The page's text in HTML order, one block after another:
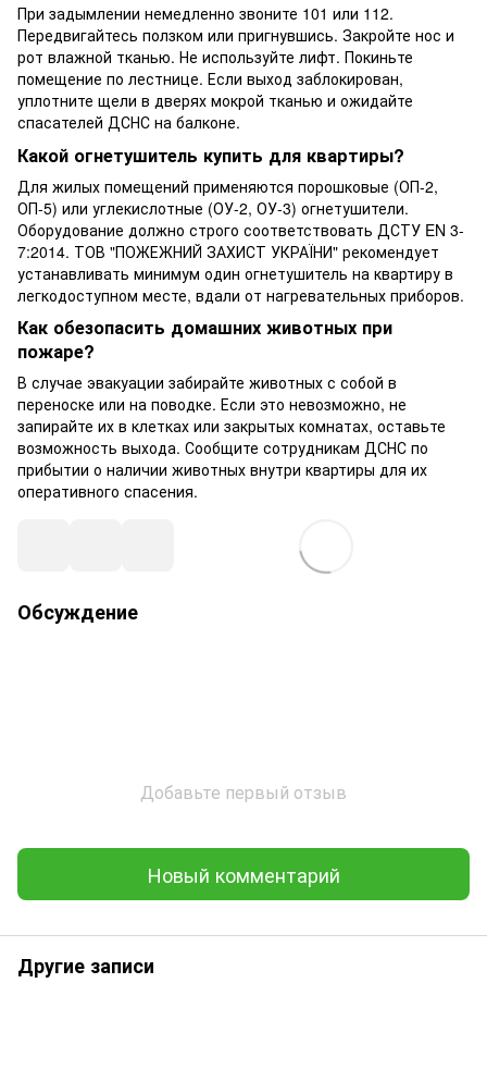
При задымлении немедленно звоните 101 или 112.
Передвигайтесь ползком или пригнувшись. Закройте нос и
рот влажной тканью. Не используйте лифт. Покиньте
помещение по лестнице. Если выход заблокирован,
уплотните щели в дверях мокрой тканью и ожидайте
спасателей ДСНС на балконе.
Какой огнетушитель купить для квартиры?
Для жилых помещений применяются порошковые (ОП-2,
ОП-5) или углекислотные (ОУ-2, ОУ-3) огнетушители.
Оборудование должно строго соответствовать ДСТУ EN 3-
7:2014. ТОВ "ПОЖЕЖНИЙ ЗАХИСТ УКРАЇНИ" рекомендует
устанавливать минимум один огнетушитель на квартиру в
легкодоступном месте, вдали от нагревательных приборов.
Как обезопасить домашних животных при
пожаре?
В случае эвакуации забирайте животных с собой в
переноске или на поводке. Если это невозможно, не
запирайте их в клетках или закрытых комнатах, оставьте
возможность выхода. Сообщите сотрудникам ДСНС по
прибытии о наличии животных внутри квартиры для их
оперативного спасения.
Обсуждение
Добавьте первый отзыв
Новый комментарий
Другие записи